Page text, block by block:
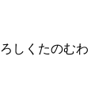
しくたのむわ